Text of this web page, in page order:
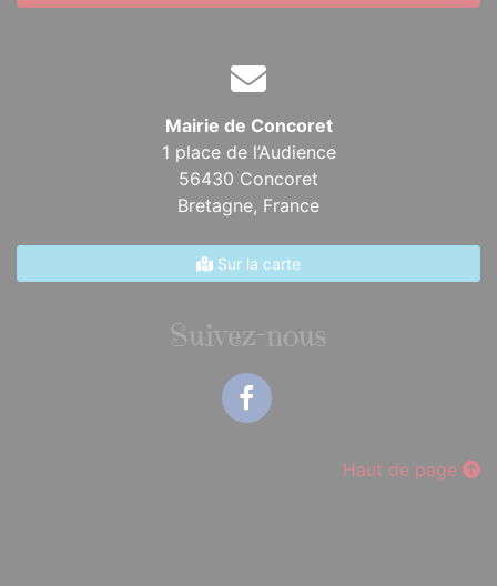
Mairie de Concoret
1 place de l’Audience
56430 Concoret
Bretagne, France
Sur la carte
Suivez-nous
Haut de page